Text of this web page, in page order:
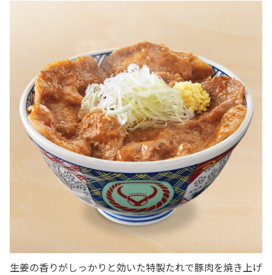
牛丼のこだわり 吉野家の歴史
生姜の香りがしっかりと効いた特製たれで豚肉を焼き上げ